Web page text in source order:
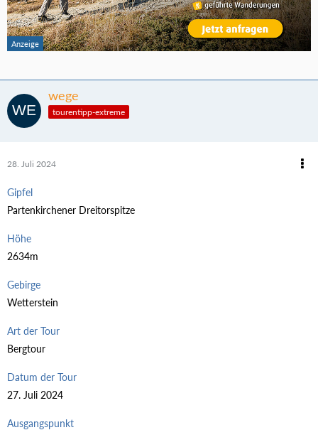
wege
tourentipp-extreme
28. Juli 2024
Gipfel
Partenkirchener Dreitorspitze
Höhe
2634m
Gebirge
Wetterstein
Art der Tour
Bergtour
Datum der Tour
27. Juli 2024
Ausgangspunkt